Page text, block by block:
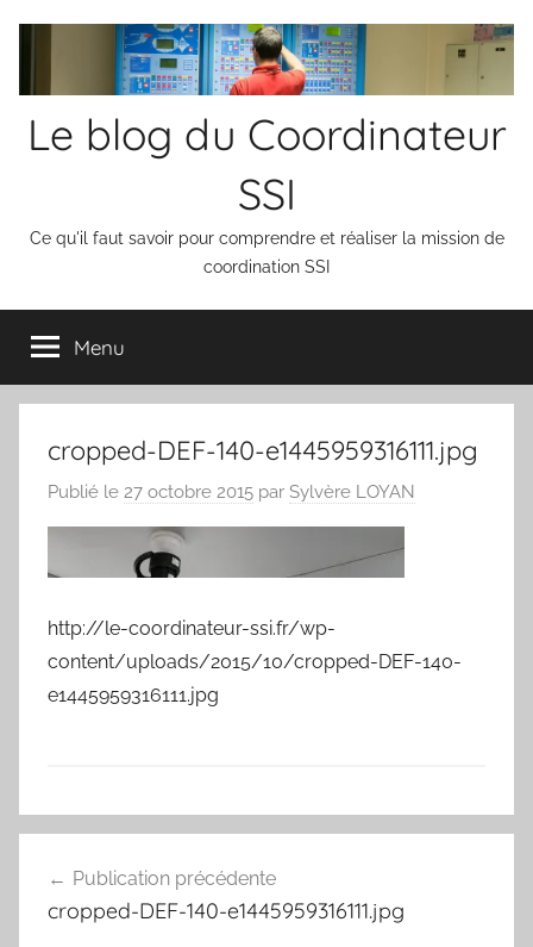
Le blog du Coordinateur
SSI
Ce qu'il faut savoir pour comprendre et réaliser la mission de
coordination SSI
Menu
cropped-DEF-140-e1445959316111.jpg
Publié le 27 octobre 2015 par Sylvère LOYAN
http://le-coordinateur-ssi.fr/wp-
content/uploads/2015/10/cropped-DEF-140-
e1445959316111.jpg
de
Publication précédente
cropped-DEF-140-e1445959316111.jpg